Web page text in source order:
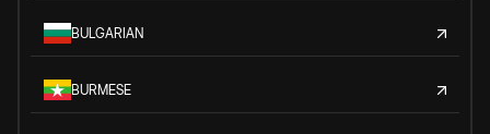
BULGARIAN
BURMESE